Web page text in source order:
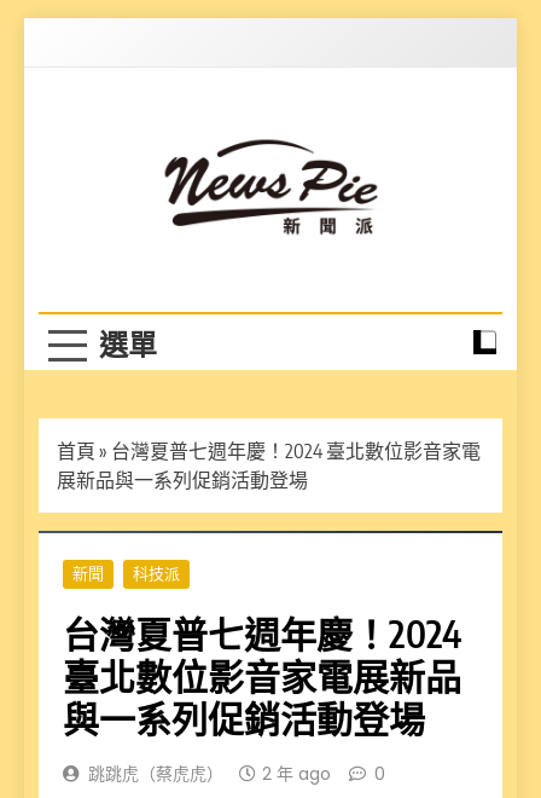
首頁 » 台灣夏普七週年慶！2024 臺北數位影音家電
展新品與一系列促銷活動登場
新聞 科技派
台灣夏普七週年慶！2024
臺北數位影音家電展新品
與一系列促銷活動登場
跳跳虎（蔡虎虎） 2 年 ago 0